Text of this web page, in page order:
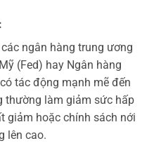
ngân hàng trung ương
(Fed) hay Ngân hàng
tác động mạnh mẽ đến
thường làm giảm sức hấp
giảm hoặc chính sách nới
lên cao.